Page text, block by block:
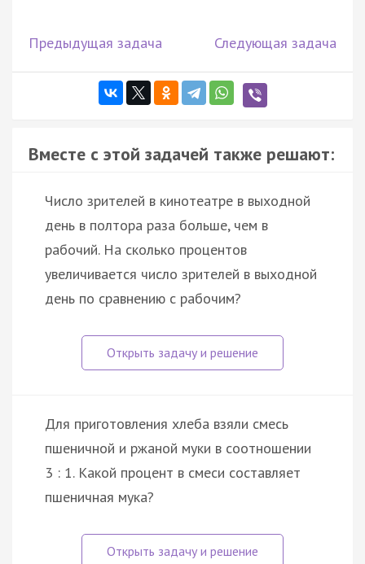
Предыдущая задача Следующая задача
Вместе с этой задачей также решают:
Число зрителей в кинотеатре в выходной
день в полтора раза больше, чем в
рабочий. На сколько процентов
увеличивается число зрителей в выходной
день по сравнению с рабочим?
Для приготовления хлеба взяли смесь
пшеничной и ржаной муки в соотношении
3 : 1. Какой процент в смеси составляет
пшеничная мука?